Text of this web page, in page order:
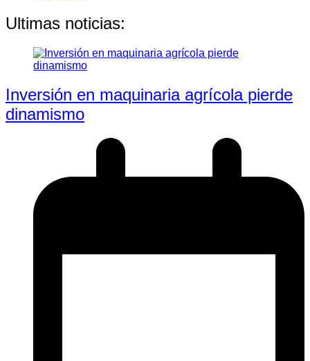
Ultimas noticias:
Inversión en maquinaria agrícola pierde
dinamismo